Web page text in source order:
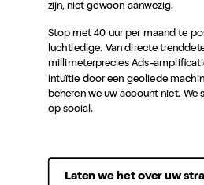
zijn, niet gewoon aanwezig.
Stop met 40 uur per maand te
luchtledige. Van directe
millimeterprecies Ads-
intuïtie door een geoliede
beheren we uw account niet. We
op social.
Laten we het over uw